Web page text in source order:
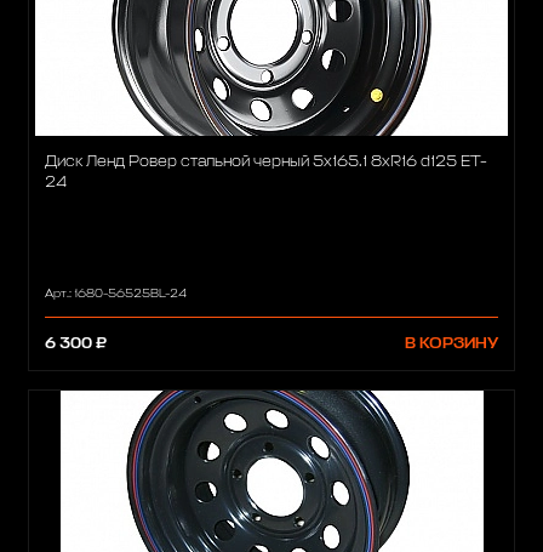
Диск Ленд Ровер стальной черный 5x165.1 8xR16 d125 ET-
24
Арт.: 1680-56525BL-24
6 300 ₽ В КОРЗИНУ